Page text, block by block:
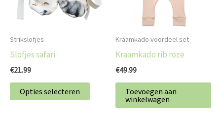
Strikslofjes
Slofjes safari
€21.99
Opties selecteren
Deze
gekozen
productpagina
Kraamkado voordeel set
Kraamkado rib roze
€49.99
Toevoegen aan
winkelwagen